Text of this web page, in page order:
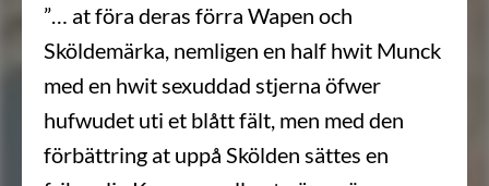
”… at föra deras förra Wapen och
Sköldemärka, nemligen en half hwit Munck
med en hwit sexuddad stjerna öfwer
hufwudet uti et blått fält, men med den
förbättring at uppå Skölden sättes en